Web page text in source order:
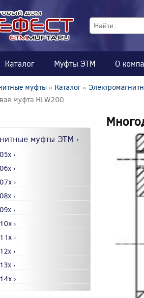
Каталог Муфты ЭТМ О
муфты » Каталог»
муфта HLW200
муфты ЭТМ ›
›
›
›
›
›
›
›
›
›
›